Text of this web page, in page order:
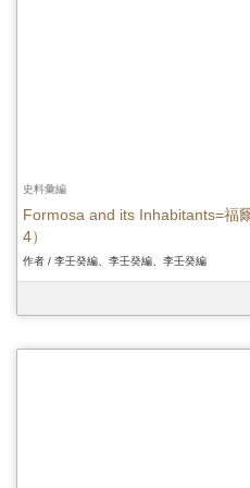
史料彙編
Formosa and its Inhabitants=福
4）
作者 / 李壬癸編、李壬癸編、李壬癸編